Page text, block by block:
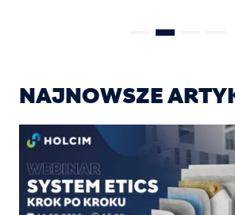
NAJNOWSZE